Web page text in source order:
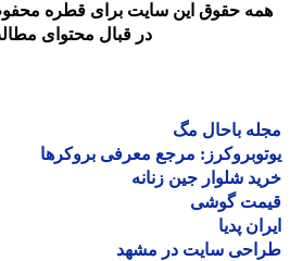
حقوق این سایت برای قطره محفوظ
در قبال محتوای مطالب
باحال مگ
مرجع معرفی بروکرها
شلوار جین زنانه
گوشی
پدیا
سایت در مشهد